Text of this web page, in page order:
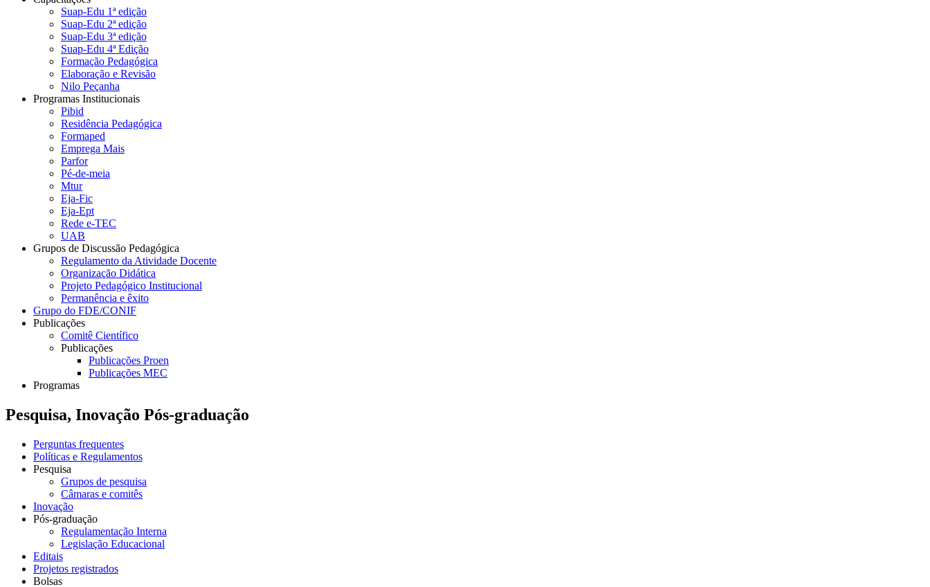
Suap-Edu 1ª edição
Suap-Edu 2ª edição
Suap-Edu 3ª edição
Suap-Edu 4ª Edição
Formação Pedagógica
Elaboração e Revisão
Nilo Peçanha
Programas Institucionais
Pibid
Residência Pedagógica
Formaped
Emprega Mais
Parfor
Pé-de-meia
Mtur
Eja-Fic
Eja-Ept
Rede e-TEC
UAB
Grupos de Discussão Pedagógica
Regulamento da Atividade Docente
Organização Didática
Projeto Pedagógico Institucional
Permanência e êxito
Grupo do FDE/CONIF
Publicações
Comitê Científico
Publicações
Publicações Proen
Publicações MEC
Programas
Pesquisa, Inovação Pós-graduação
Perguntas frequentes
Políticas e Regulamentos
Pesquisa
Grupos de pesquisa
Câmaras e comitês
Inovação
Pós-graduação
Regulamentação Interna
Legislação Educacional
Editais
Projetos registrados
Bolsas